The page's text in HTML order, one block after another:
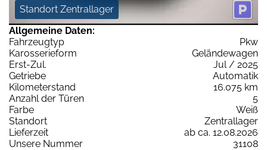
Standort Zentrallager
Allgemeine Daten:
Fahrzeugtyp
Pkw
Karosserieform
Geländewagen
Erst-Zul.
Jul / 2025
Getriebe
Automatik
Kilometerstand
16.075 km
Anzahl der Türen
5
Farbe
Weiß
Standort
Zentrallager
Lieferzeit
ab ca. 12.08.2026
Unsere Nummer
31108